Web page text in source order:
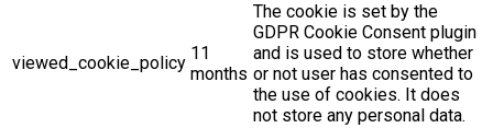
viewed_cookie_policy 11
months
The cookie is set by the
GDPR Cookie Consent plugin
and is used to store whether
or not user has consented to
the use of cookies. It does
not store any personal data.